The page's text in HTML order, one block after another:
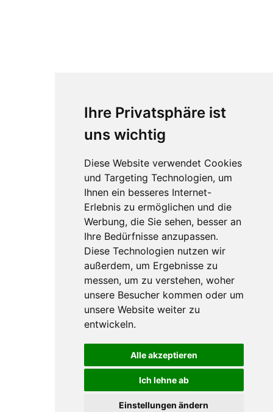
Ihre Privatsphäre ist
uns wichtig
Diese Website verwendet Cookies
und Targeting Technologien, um
Ihnen ein besseres Internet-
Erlebnis zu ermöglichen und die
Werbung, die Sie sehen, besser an
Ihre Bedürfnisse anzupassen.
Diese Technologien nutzen wir
außerdem, um Ergebnisse zu
messen, um zu verstehen, woher
unsere Besucher kommen oder um
unsere Website weiter zu
entwickeln.
Alle akzeptieren
Ich lehne ab
Einstellungen ändern